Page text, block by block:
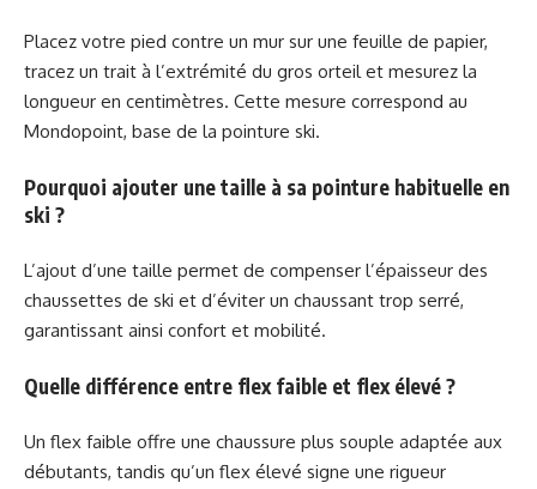
Placez votre pied contre un mur sur une feuille de papier,
tracez un trait à l’extrémité du gros orteil et mesurez la
longueur en centimètres. Cette mesure correspond au
Mondopoint, base de la pointure ski.
Pourquoi ajouter une taille à sa pointure habituelle en
ski ?
L’ajout d’une taille permet de compenser l’épaisseur des
chaussettes de ski et d’éviter un chaussant trop serré,
garantissant ainsi confort et mobilité.
Quelle différence entre flex faible et flex élevé ?
Un flex faible offre une chaussure plus souple adaptée aux
débutants, tandis qu’un flex élevé signe une rigueur